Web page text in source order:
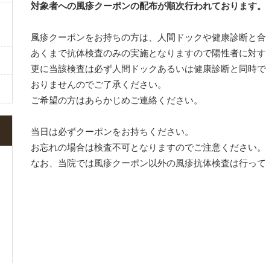
対象者への風疹クーポンの配布が順次行われております。
風疹クーポンをお持ちの方は、人間ドックや健康診断と
あくまで抗体検査のみの実施となりますので陽性者に対
更に当該検査は必ず人間ドックあるいは健康診断と同時
おりませんのでご了承ください。
ご希望の方はあらかじめご連絡ください。
当日は必ずクーポンをお持ちください。
お忘れの場合は検査不可となりますのでご注意ください。
なお、当院では風疹クーポン以外の風疹抗体検査は行って